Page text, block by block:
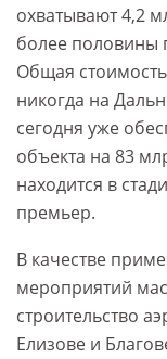
охватывают 4,2
более половины
Общая
никогда на
сегодня уже
объекта на 83
находится в
премьер.
В качестве
мероприятий
строительство
Елизове и